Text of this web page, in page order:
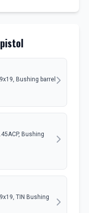
Bushing barrel
Bushing
TIN Bushing